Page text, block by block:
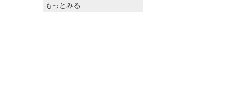
もっとみる